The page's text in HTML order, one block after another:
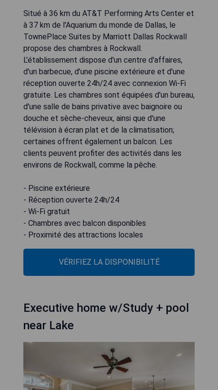
Situé à 36 km du AT&T Performing Arts Center et
à 37 km de l'Aquarium du monde de Dallas, le
TownePlace Suites by Marriott Dallas Rockwall
propose des chambres à Rockwall.
L'établissement dispose d'un centre d'affaires,
d'un barbecue, d'une piscine extérieure et d'une
réception ouverte 24h/24 avec connexion Wi-Fi
gratuite. Les chambres sont équipées d'un bureau,
d'une salle de bains privative avec baignoire ou
douche et sèche-cheveux, ainsi que d'une
télévision à écran plat et de la climatisation;
certaines offrent également un balcon. Les
clients peuvent profiter des activités dans les
environs de Rockwall, comme la pêche.
- Piscine extérieure
- Réception ouverte 24h/24
- Wi-Fi gratuit
- Chambres avec balcon disponibles
- Proximité des attractions locales
VÉRIFIEZ LA DISPONIBILITÉ
Executive home w/Study + pool
near Lake